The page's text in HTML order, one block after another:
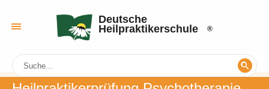
Deutsche
Heilpraktikerschule